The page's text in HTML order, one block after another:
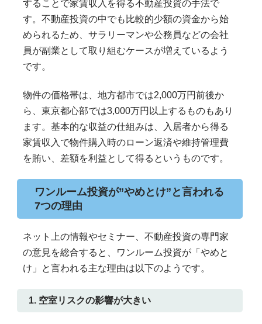
することで家賃収入を得る不動産投資の手法で
す。不動産投資の中でも比較的少額の資金から始
められるため、サラリーマンや公務員などの会社
員が副業として取り組むケースが増えているよう
です。
物件の価格帯は、地方都市では2,000万円前後か
ら、東京都心部では3,000万円以上するものもあり
ます。基本的な収益の仕組みは、入居者から得る
家賃収入で物件購入時のローン返済や維持管理費
を賄い、差額を利益として得るというものです。
ワンルーム投資が”やめとけ”と言われる
7つの理由
ネット上の情報やセミナー、不動産投資の専門家
の意見を総合すると、ワンルーム投資が「やめと
け」と言われる主な理由は以下のようです。
1. 空室リスクの影響が大きい